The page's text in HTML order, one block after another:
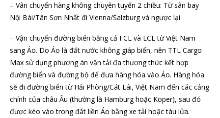
– Vân chuyển hàng không chuyên tuyến 2 chiều: Từ sân bay
Nội Bài/Tân Sơn Nhất đi Vienna/Salzburg và ngược lại
– Vận chuyển đường biển bằng cả FCL và LCL từ Việt Nam
sang Áo. Do Áo là đất nước không giáp biển, nên TTL Cargo
Max sử dụng phương án vận tải đa thương thức kết hợp
đường biển và đường bộ để đưa hàng hóa vào Áo. Hàng hóa
sẽ đi đường biển từ Hải Phòng/Cát Lái, Việt Nam đến các cảng
chính của châu Âu (thường là Hamburg hoặc Koper), sau đó
được kéo vào trong đất liền Áo bằng xe tải hoặc tàu lửa.